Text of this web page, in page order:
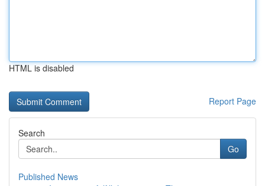
HTML is disabled
Report Page
Search
Go
Published News